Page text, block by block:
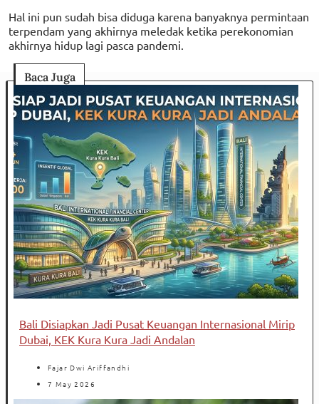
Hal ini pun sudah bisa diduga karena banyaknya permintaan
terpendam yang akhirnya meledak ketika perekonomian
akhirnya hidup lagi pasca pandemi.
Baca Juga
Bali Disiapkan Jadi Pusat Keuangan Internasional Mirip
Dubai, KEK Kura Kura Jadi Andalan
Fajar Dwi Ariffandhi
7 May 2026